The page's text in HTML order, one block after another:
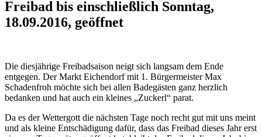
Freibad bis einschließlich Sonntag,
18.09.2016, geöffnet
Die diesjährige Freibadsaison neigt sich langsam dem Ende
entgegen. Der Markt Eichendorf mit 1. Bürgermeister Max
Schadenfroh möchte sich bei allen Badegästen ganz herzlich
bedanken und hat auch ein kleines „Zuckerl“ parat.
Da es der Wettergott die nächsten Tage noch recht gut mit uns meint
und als kleine Entschädigung dafür, dass das Freibad dieses Jahr erst